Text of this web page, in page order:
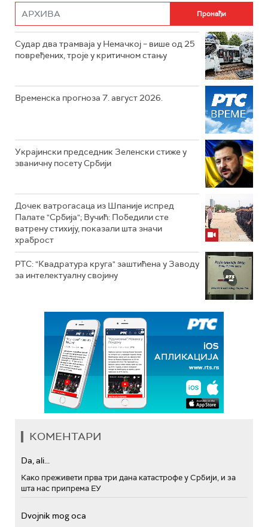
Судар два трамваја у Немачкој – више од 25
повређених, троје у критичном стању
Временска прогноза 7. август 2026.
Украјински председник Зеленски стиже у
званичну посету Србији
Дочек ватрогасаца из Шпаније испред
Палате "Србија"; Вучић: Победили сте
ватрену стихију, показали шта значи
храброст
РТС: "Квадратура круга" заштићена у Заводу
за интелектуалну својину
КОМЕНТАРИ
Da, ali...
Како преживети прва три дана катастрофе у Србији, и за
шта нас припрема ЕУ
Dvojnik mog oca